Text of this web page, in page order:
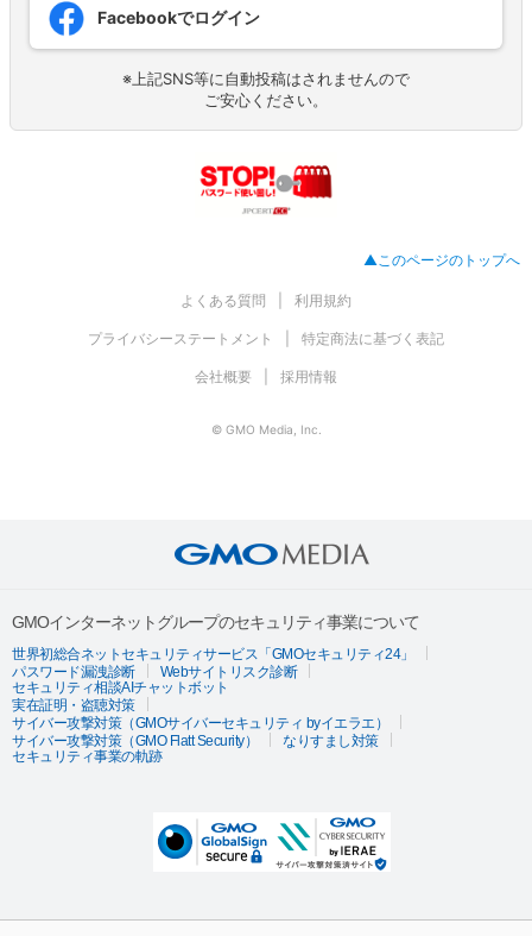
Facebookでログイン
※上記SNS等に自動投稿はされませんので
ご安心ください。
▲このページのトップへ
よくある質問 利用規約
プライバシーステートメント 特定商法に基づく表記
会社概要 採用情報
© GMO Media, Inc.
GMOインターネットグループのセキュリティ事業について
世界初総合ネットセキュリティサービス「GMOセキュリティ24」
パスワード漏洩診断
Webサイトリスク診断
セキュリティ相談AIチャットボット
実在証明・盗聴対策
サイバー攻撃対策（GMOサイバーセキュリティ byイエラエ）
サイバー攻撃対策（GMO Flatt Security）
なりすまし対策
セキュリティ事業の軌跡